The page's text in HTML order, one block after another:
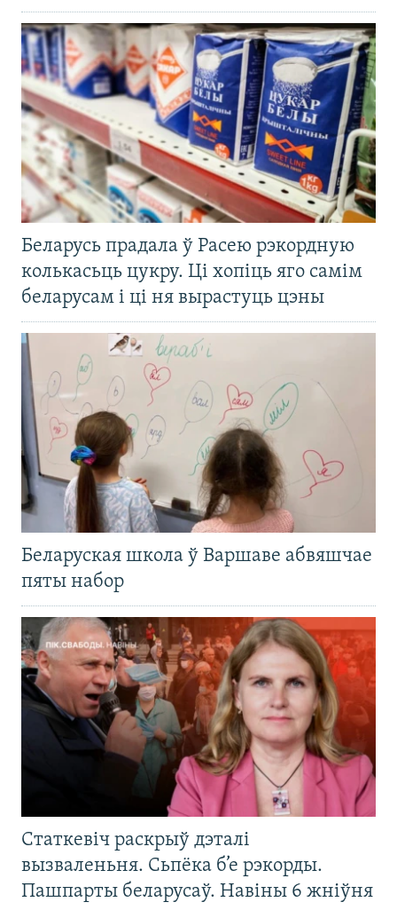
Беларусь прадала ў Расею рэкордную
колькасьць цукру. Ці хопіць яго самім
беларусам і ці ня вырастуць цэны
Беларуская школа ў Варшаве абвяшчае
пяты набор
Статкевіч раскрыў дэталі
вызваленьня. Сьпёка б’е рэкорды.
Пашпарты беларусаў. Навіны 6 жніўня